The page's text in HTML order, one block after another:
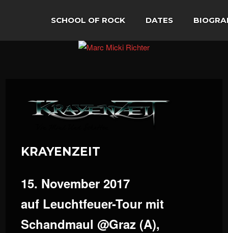
SCHOOL OF ROCK DATES
KRAYENZEIT
15. November 2017
auf Leuchtfeuer-Tour mit
Schandmaul @Graz (A),